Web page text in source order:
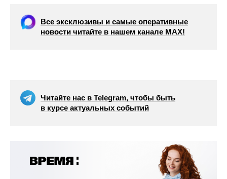
Все эксклюзивы и самые оперативные
новости читайте в нашем канале МАХ!
Читайте нас в Telegram, чтобы быть
в курсе актуальных событий